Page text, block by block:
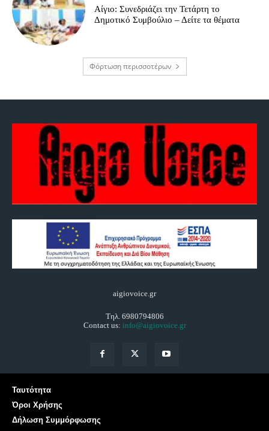
Αίγιο: Συνεδριάζει την Τετάρτη το
Δημοτικό Συμβούλιο – Δείτε τα θέματα
Φόρτωση περισσοτέρων
aigiovoice.gr
Τηλ. 6980794806
Contact us: info@aigiovoice.gr
Ταυτότητα
Όροι Χρήσης
Δήλωση Συμμόρφωσης